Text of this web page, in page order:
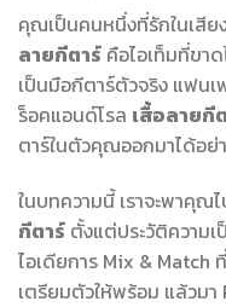
คุณเป็นคนหนึ่งที่รักในเสีย
ลายกีตาร์ คือไอเท็มที่ขา
เป็นมือกีตาร์ตัวจริง แฟน
ร็อคแอนด์โรล เสื้อลายกี
ตาร์ในตัวคุณออกมาได้อย่
ในบทความนี้ เราจะพาคุณ
กีตาร์ ตั้งแต่ประวัติความ
ไอเดียการ Mix & Match
เตรียมตัวให้พร้อม แล้วมา